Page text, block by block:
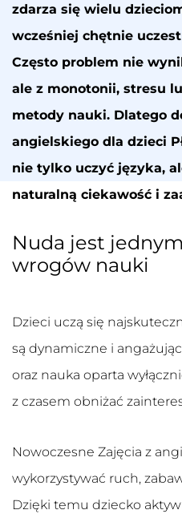
zdarza się wielu
wcześniej chętnie
Często problem nie
ale z monotonii, stresu
metody nauki. Dlatego
angielskiego dla dzieci
nie tylko uczyć języka,
naturalną ciekawość i
Nuda jest
wrogów nauki
Dzieci uczą się
są dynamiczne i
oraz nauka oparta
z czasem obniżać
Nowoczesne Zajęcia z
wykorzystywać ruch,
Dzięki temu dziecko